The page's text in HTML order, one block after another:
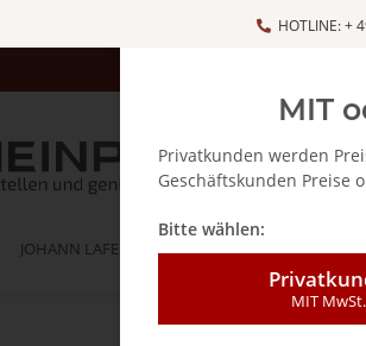
HOTLINE: +
JOHANN LAFER BELLA ITALIA -
MIT
Privatkunden werden
Geschäftskunden Preise
Bitte wählen:
MIT MwSt.